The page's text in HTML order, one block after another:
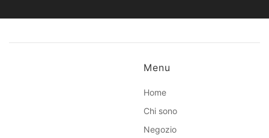
Menu
Home
Chi sono
Negozio